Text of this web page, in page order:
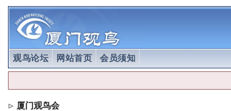
观鸟论坛 网站首页 会员须知
厦门观鸟会